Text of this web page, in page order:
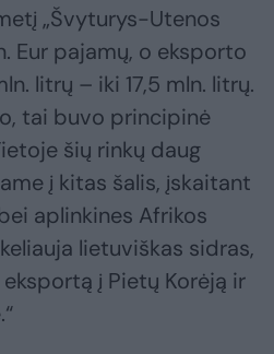
„Švyturys-Utenos
Eur pajamų, o eksporto
litrų – iki 17,5 mln. litrų.
tai buvo principinė
šių rinkų daug
į kitas šalis, įskaitant
aplinkines Afrikos
lietuviškas sidras,
į Pietų Korėją ir